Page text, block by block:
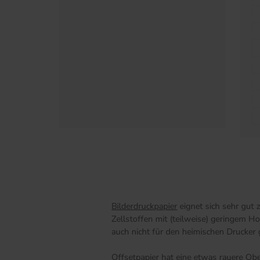
Bilderdruckpapier eignet sich sehr gut
Zellstoffen mit (teilweise) geringem
auch nicht für den heimischen Drucker
Offsetpapier hat eine etwas rauere